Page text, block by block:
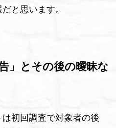
と思います。
」とその後の曖昧な
初回調査で対象者の後